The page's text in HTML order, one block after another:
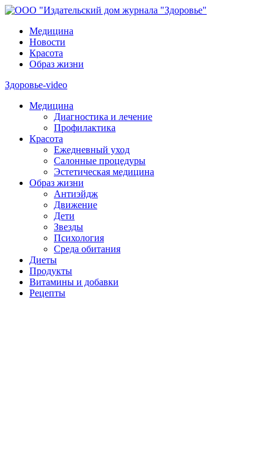
Медицина
Новости
Красота
Образ жизни
Здоровье-video
Медицина
Диагностика и лечение
Профилактика
Красота
Ежедневный уход
Салонные процедуры
Эстетическая медицина
Образ жизни
Антиэйдж
Движение
Дети
Звезды
Психология
Среда обитания
Диеты
Продукты
Витамины и добавки
Рецепты